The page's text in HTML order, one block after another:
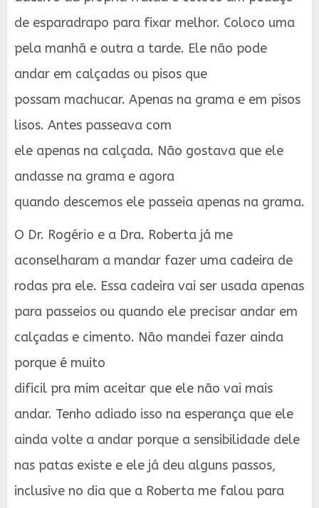
de esparadrapo para fixar melhor. Coloco uma
pela manhã e outra a tarde. Ele não pode
andar em calçadas ou pisos que
possam machucar. Apenas na grama e em pisos
lisos. Antes passeava com
ele apenas na calçada. Não gostava que ele
andasse na grama e agora
quando descemos ele passeia apenas na grama.
O Dr. Rogério e a Dra. Roberta já me
aconselharam a mandar fazer uma cadeira de
rodas pra ele. Essa cadeira vai ser usada apenas
para passeios ou quando ele precisar andar em
calçadas e cimento. Não mandei fazer ainda
porque é muito
dificil pra mim aceitar que ele não vai mais
andar. Tenho adiado isso na esperança que ele
ainda volte a andar porque a sensibilidade dele
nas patas existe e ele já deu alguns passos,
inclusive no dia que a Roberta me falou para